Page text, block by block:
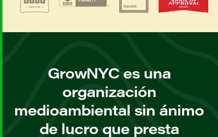
GrowNYC es una
organización
medioambiental sin ánimo
de lucro que presta